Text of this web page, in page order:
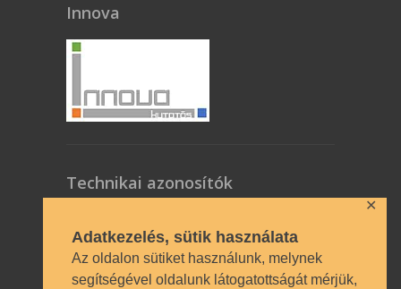
Adatkezelés, sütik használata
Az oldalon sütiket használunk, melynek
segítségével oldalunk látogatottságát mérjük,
✕
Innova
Technikai azonosítók
engedély BP/1009/03987/2023.
Nyilvántartásba vételi szám TSzI034